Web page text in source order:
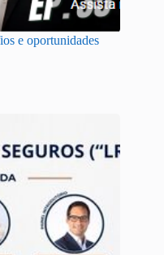
e oportunidades